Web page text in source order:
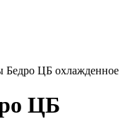
Бедро ЦБ охлажденное
ЦБ